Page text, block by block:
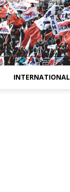
INTERNATIONAL